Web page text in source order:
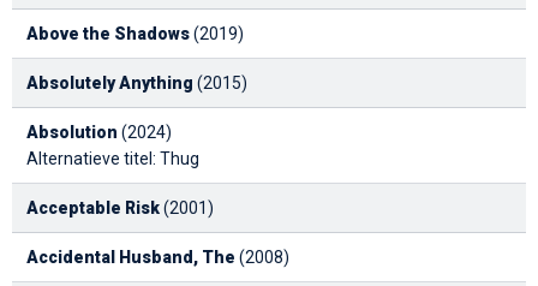
Above the Shadows(2019)
Absolutely Anything (2015)
Absolution (2024)
Alternatieve titel: Thug
Acceptable Risk(2001)
Accidental Husband, The (2008)